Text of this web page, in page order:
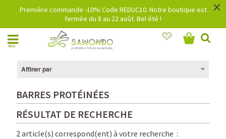
Première commande -10% Code REDUC10. Notre boutique est
fermée du 8 au 22 août. Bel été !
×
MENU
Affiner par
BARRES PROTÉINÉES
RÉSULTAT DE RECHERCHE
2 article(s) correspond(ent) à votre recherche :